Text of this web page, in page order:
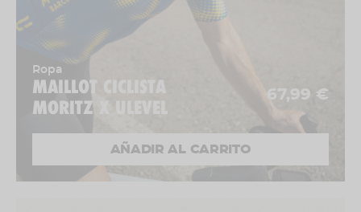
Ropa
MAILLOT CICLISTA
MORITZ X ULEVEL
67,99 €
AÑADIR AL CARRITO